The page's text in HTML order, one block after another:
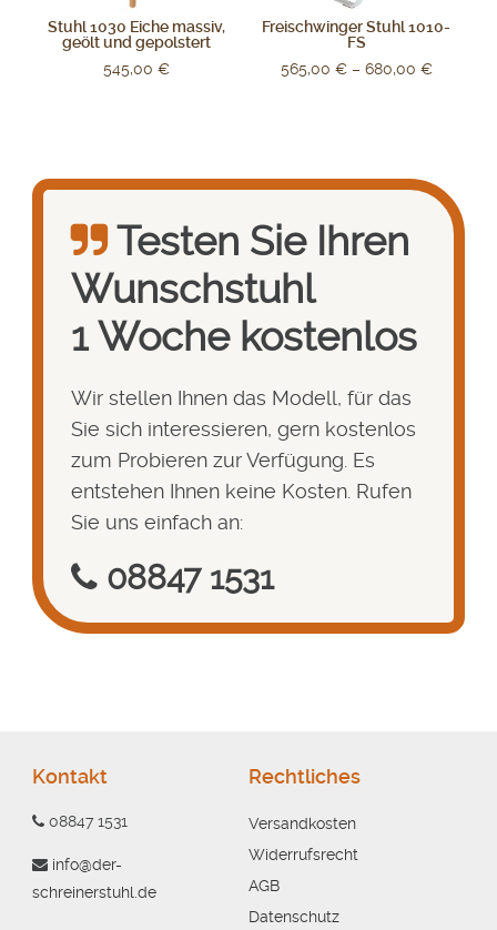
Stuhl 1030 Eiche massiv,
geölt und gepolstert
545,00 €
Freischwinger Stuhl 1010-
FS
565,00 €– 680,00 €
Testen Sie Ihren
Wunsch­stuhl
1 Woche kostenlos
Wir stellen Ihnen das Modell, für das
Sie sich interessieren, gern kostenlos
zum Probieren zur Verfügung. Es
entstehen Ihnen keine Kosten. Rufen
Sie uns einfach an:
08847 1531
Kontakt
08847 1531
info@der-
schreinerstuhl.de
Rechtliches
Versandkosten
Widerrufsrecht
AGB
Datenschutz